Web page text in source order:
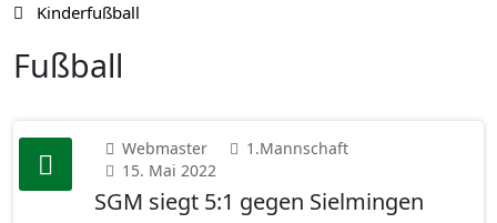
Kinderfußball
Fußball
Webmaster
1.Mannschaft
15. Mai 2022
SGM siegt 5:1 gegen Sielmingen